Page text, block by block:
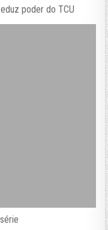
poder do TCU